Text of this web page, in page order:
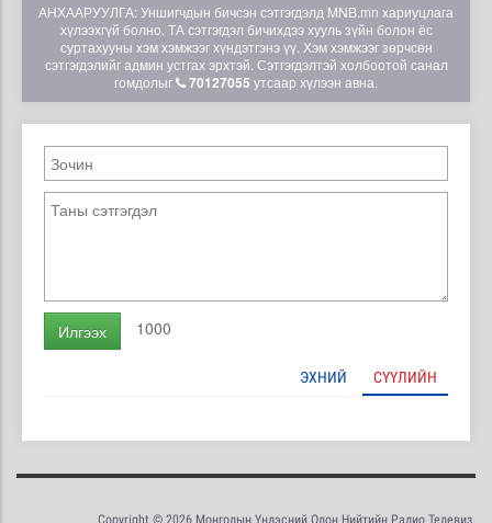
АНХААРУУЛГА: Уншигчдын бичсэн сэтгэгдэлд MNB.mn хариуцлага
хүлээхгүй болно. ТА сэтгэгдэл бичихдээ хууль зүйн болон ёс
суртахууны хэм хэмжээг хүндэтгэнэ үү. Хэм хэмжээг зөрчсөн
сэтгэгдэлийг админ устгах эрхтэй. Сэтгэгдэлтэй холбоотой санал
гомдолыг
70127055 утсаар хүлээн авна.
Илгээх 1000
ЭХНИЙ СҮҮЛИЙН
Copyright © 2026 Монголын Үндэсний Олон Нийтийн Радио Телевиз.